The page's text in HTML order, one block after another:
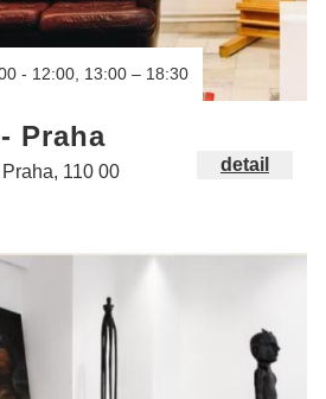
- 12:00, 13:00 – 18:30
Praha
110 00 detail